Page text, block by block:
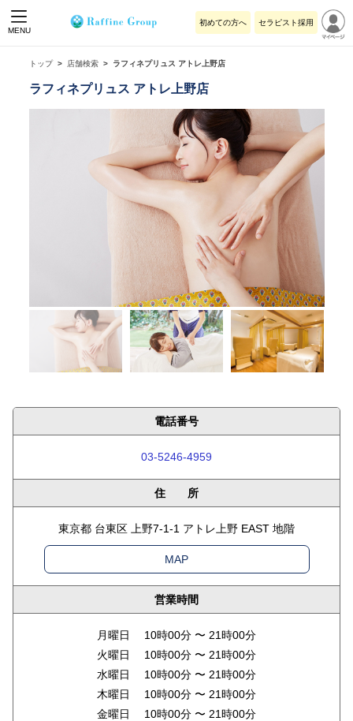
MENU
初めての方へ セラピスト採用
トップ 店舗検索 ラフィネプリュス アトレ上野店
ラフィネプリュス アトレ上野店
電話番号
03-5246-4959
住 所
東京都 台東区 上野7-1-1 アトレ上野 EAST 地階
MAP
営業時間
月曜日 10時00分 〜 21時00分
火曜日 10時00分 〜 21時00分
水曜日 10時00分 〜 21時00分
木曜日 10時00分 〜 21時00分
金曜日 10時00分 〜 21時00分